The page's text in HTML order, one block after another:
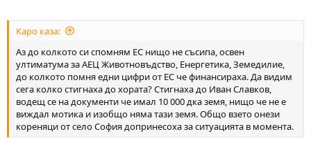
Kapo каза:
Аз до колкото си спомням ЕС нищо не съсипа, освен
ултиматума за АЕЦ Животновъдство, Енергетика, Земедилие,
до колкото помня едни цифри от ЕС че финансираха. Да видим
сега колко стигнаха до хората? Стигнаха до Иван Славков,
водещ се на документи че имал 10 000 дка земя, нищо че не е
виждал мотика и изобщо няма тази земя. Общо взето онези
кореняци от село София допринесоха за ситуацията в момента.